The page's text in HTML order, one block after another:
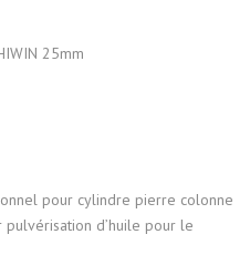
25mm
pour cylindre pierre colonne
d’huile pour le